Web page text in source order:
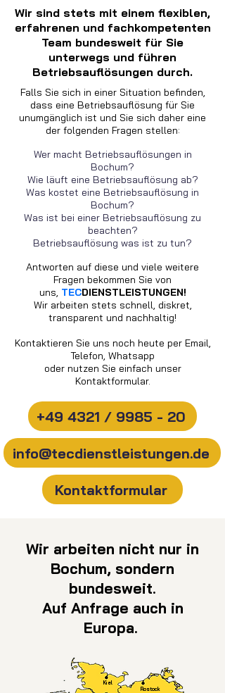
Wir sind stets mit einem flexiblen,
erfahrenen und fachkompetenten
Team bundesweit für Sie
unterwegs und führen
Betriebsauflösungen durch.
Falls Sie sich in einer Situation befinden,
dass eine Betriebsauflösung für Sie
unumgänglich ist und Sie sich daher eine
der folgenden Fragen stellen:
Wer macht Betriebsauflösungen in
Bochum?
Wie läuft eine Betriebsauflösung ab?
Was kostet eine Betriebsauflösung in
Bochum?
Was ist bei einer Betriebsauflösung zu
beachten?
Betriebsauflösung was ist zu tun?
Antworten auf diese und viele weitere
Fragen bekommen Sie von
uns, TECDIENSTLEISTUNGEN!
Wir arbeiten stets schnell, diskret,
transparent und nachhaltig!
Kontaktieren Sie uns noch heute per Email,
Telefon, Whatsapp
oder nutzen Sie einfach unser
Kontaktformular.
+49 4321 / 9985 - 20
info@tecdienstleistungen.de
Kontaktformular
Wir arbeiten nicht nur in
Bochum, sondern
bundesweit.
Auf Anfrage auch in
Europa.
Rostock
Kiel